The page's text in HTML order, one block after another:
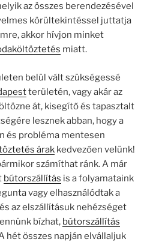
az összes berendezésével
körültekintéssel juttatja
akkor hívjon minket
miatt.
belül vált szükségessé
területén, vagy akár az
át, kisegítő és tapasztalt
lesznek abban, hogy a
és probléma mentesen
árakkedvezően velünk!
számíthat ránk. A már
bútorszállítás is a folyamataink
vagy elhasználódtak a
az elszállításuk nehézséget
bízhat, bútorszállítás
hét összes napján elvállaljuk